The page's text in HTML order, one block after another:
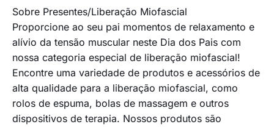
Sobre Presentes/Liberação Miofascial
Proporcione ao seu pai momentos de relaxamento e
alívio da tensão muscular neste Dia dos Pais com
nossa categoria especial de liberação miofascial!
Encontre uma variedade de produtos e acessórios de
alta qualidade para a liberação miofascial, como
rolos de espuma, bolas de massagem e outros
dispositivos de terapia. Nossos produtos são